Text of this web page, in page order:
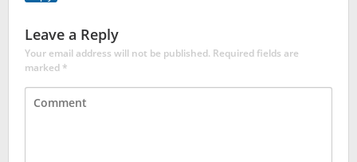
Leave a Reply
Your email address will not be published. Required fields are
marked*